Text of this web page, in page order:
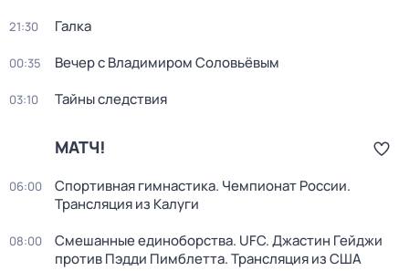
21:30 Галка
00:35 Вечер с Владимиром Соловьёвым
03:10 Тайны следствия
МАТЧ!
06:00
Спортивная гимнастика. Чемпионат России.
Трансляция из Калуги
08:00
Смешанные единоборства. UFC. Джастин Гейджи
против Пэдди Пимблетта. Трансляция из США